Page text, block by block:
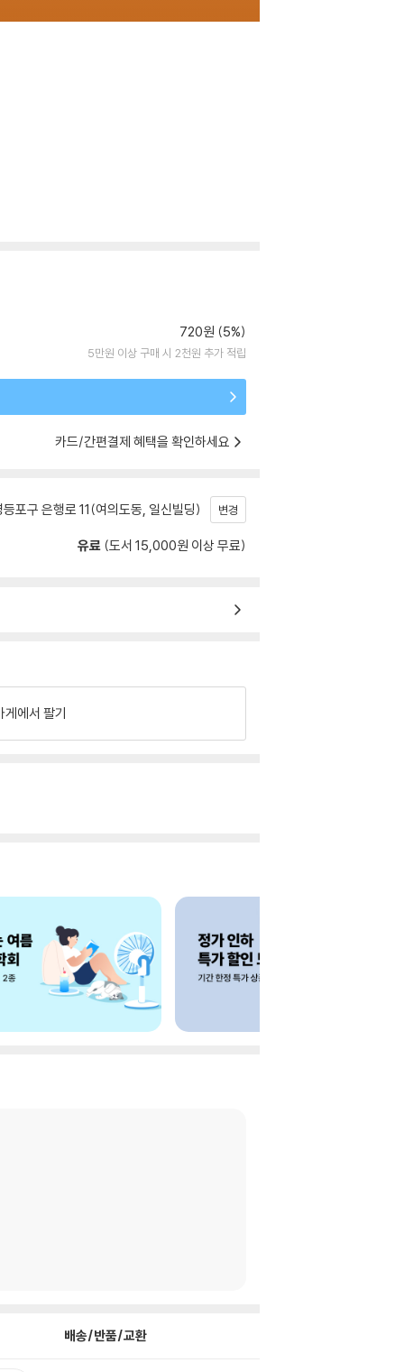
720원 (5%)
5만원 이상 구매 시 2천원 추가 적립
카드/간편결제 혜택을 확인하세요
포구 은행로 11(여의도동, 일신빌딩) 변경
유료 (도서 15,000원 이상 무료)
게에서 팔기
배송/반품/교환